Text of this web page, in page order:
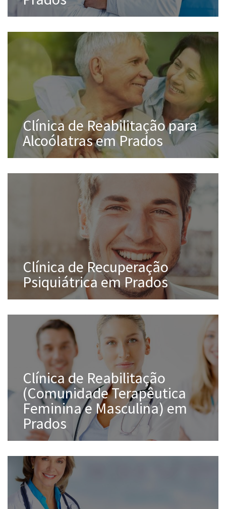
Clínica de Reabilitação para
Alcoólatras em Prados
Clínica de Recuperação
Psiquiátrica em Prados
Clínica de Reabilitação
(Comunidade Terapêutica
Feminina e Masculina) em
Prados